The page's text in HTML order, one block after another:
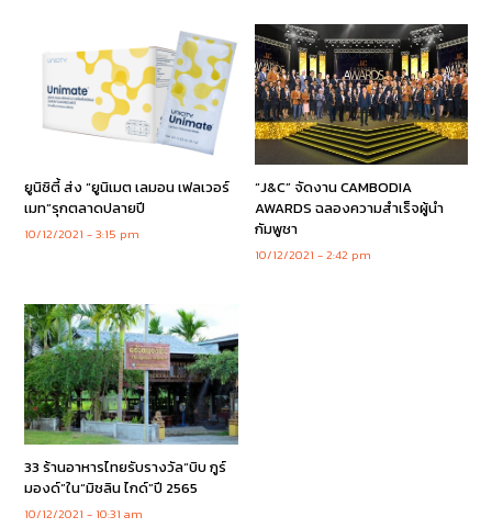
ยูนิซิตี้ ส่ง “ยูนิเมต เลมอน เฟลเวอร์
เมท”รุกตลาดปลายปี
10/12/2021 3:15 pm
“J&C” จัดงาน CAMBODIA
AWARDS ฉลองความสำเร็จผู้นำ
กัมพูชา
10/12/2021 2:42 pm
33 ร้านอาหารไทยรับรางวัล“บิบ กูร์
มองด์”ใน“มิชลิน ไกด์”ปี 2565
10/12/2021 10:31 am